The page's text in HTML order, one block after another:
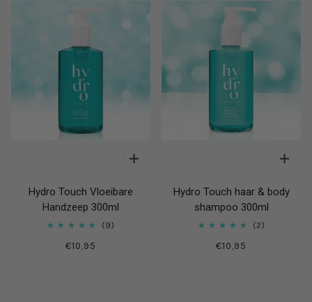
Hydro Touch Vloeibare
Handzeep 300ml
9
€10,95
Hydro Touch haar & body
shampoo 300ml
2
€10,95